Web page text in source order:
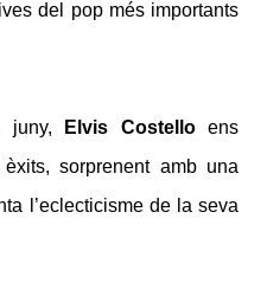
del pop més importants
juny, Elvis Costelloens
sorprenent amb una
l’eclecticisme de la seva